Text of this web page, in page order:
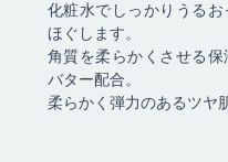
化粧水でしっかりうる
ほぐします。
角質を柔らかくさせる
バター配合。
柔らかく弾力のあるツヤ